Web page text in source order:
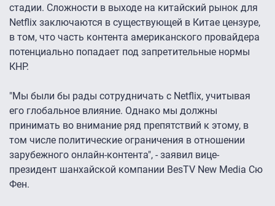
стадии. Сложности в выходе на китайский рынок для
Netflix заключаются в существующей в Китае цензуре,
в том, что часть контента американского провайдера
потенциально попадает под запретительные нормы
КНР.
"Мы были бы рады сотрудничать с Netflix, учитывая
его глобальное влияние. Однако мы должны
принимать во внимание ряд препятствий к этому, в
том числе политические ограничения в отношении
зарубежного онлайн-контента", - заявил вице-
президент шанхайской компании BesTV New Media Сю
Фен.